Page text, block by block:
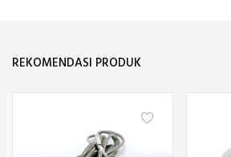
REKOMENDASI PRODUK